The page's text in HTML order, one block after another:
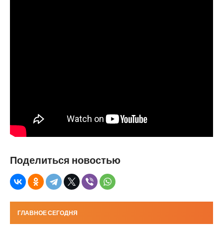
Поделиться новостью
ГЛАВНОЕ СЕГОДНЯ